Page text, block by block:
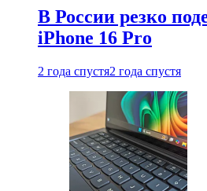
В России резко
iPhone 16 Pro
2 года спустя2 года спустя